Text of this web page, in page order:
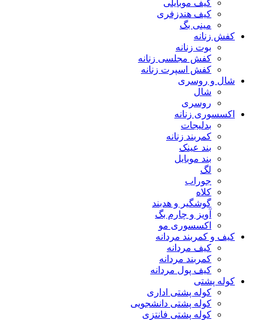
کیف موبایلی
کیف هندزفری
مینی بگ
کفش زنانه
بوت زنانه
کفش مجلسی زنانه
کفش اسپرت زنانه
شال و روسری
شال
روسری
اکسسوری زنانه
بدلیجات
کمربند زنانه
بند عینک
بند موبایل
لگ
جوراب
کلاه
گوشگیر و هدبند
آویز و چارم بگ
اکسسوری مو
کیف و کمربند مردانه
کیف مردانه
کمربند مردانه
کیف پول مردانه
کوله پشتی
کوله پشتی اداری
کوله پشتی دانشجویی
کوله پشتی فانتزی